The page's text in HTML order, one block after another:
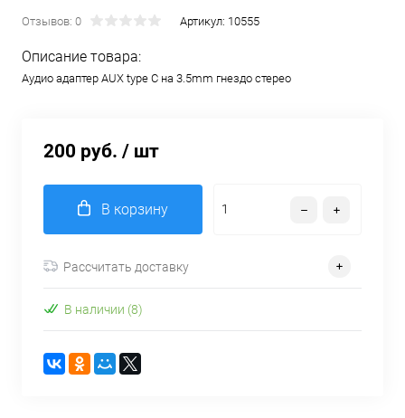
Отзывов: 0 Артикул: 10555
Описание товара:
Аудио адаптер AUX type C на 3.5mm гнездо стерео
200 руб. / шт
В корзину
Рассчитать доставку
В наличии (8)